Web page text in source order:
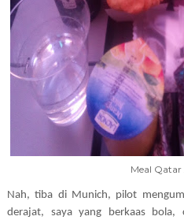
Meal
Nah, tiba di Munich, pilot
derajat, saya yang berkaas